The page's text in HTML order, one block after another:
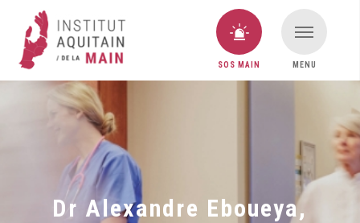
SOS MAIN
VOUS AVEZ UNE URGENCE MAIN ?
MENU
Dr Alexandre Eboueya,